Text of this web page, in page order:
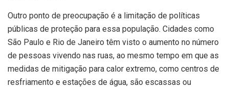
Outro ponto de preocupação é a limitação de políticas
públicas de proteção para essa população. Cidades como
São Paulo e Rio de Janeiro têm visto o aumento no número
de pessoas vivendo nas ruas, ao mesmo tempo em que as
medidas de mitigação para calor extremo, como centros de
resfriamento e estações de água, são escassas ou